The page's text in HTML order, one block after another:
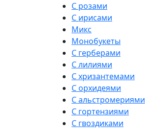
С розами
С ирисами
Микс
Монобукеты
С герберами
С лилиями
С хризантемами
С орхидеями
С альстромериями
С гортензиями
С гвоздиками